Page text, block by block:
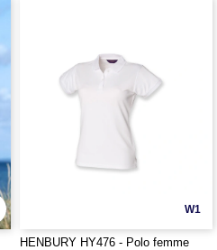
W1
HENBURY HY476 - Polo femme